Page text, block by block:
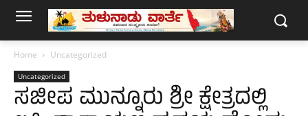
Home Uncategorized
Uncategorized
ಸಜೀಪ ಮುನ್ನೂರು ಶ್ರೀ ಕ್ಷೇತ್ರದಲ್ಲಿ